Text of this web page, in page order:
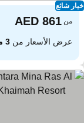
شائع
من
عرض الأسعار من3 مواقع